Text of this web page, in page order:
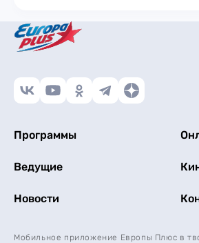
Программы
Ведущие
Новости
Мобильное приложение Европы Плюс в